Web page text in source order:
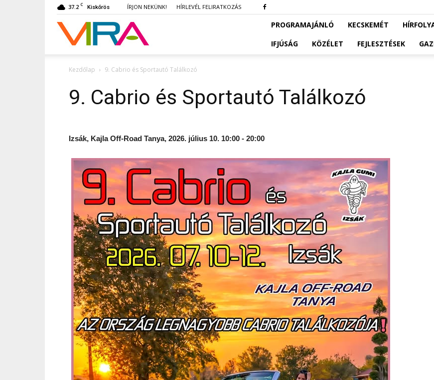
37.2 C Kiskőrös ÍRJON NEKÜNK! HÍRLEVÉL FELIRATKOZÁS
VIRA PROGRAMAJÁNLÓ KECSKEMÉT
IFJÚSÁG
KÖZÉLET FEJLESZTÉSEK
Kezdőlap 9. Cabrio és Sportautó Találkozó
9. Cabrio és Sportautó Találkozó
Izsák, Kajla Off-Road Tanya, 2026. július 10. 10:00 - 20:00